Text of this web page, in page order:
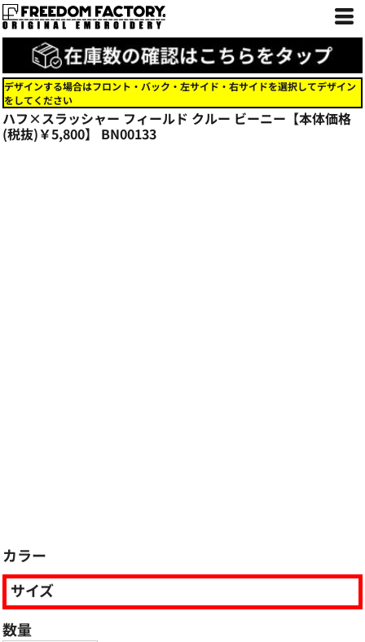
デザインする場合はフロント・バック・左サイド・右サイドを選択してデザイン
をしてください
ハフ×スラッシャー フィールド クルー ビーニー【本体価格
(税抜)￥5,800】 BN00133
カラー
サイズ
数量